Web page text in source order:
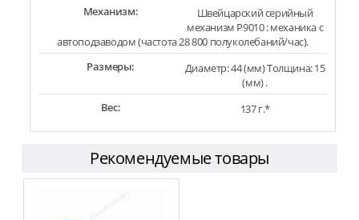
Механизм:
Швейцарский серийный
механизм P9010 : механика с
автоподзаводом (частота 28 800 полуколебаний/час).
Размеры:
Диаметр: 44 (мм) Толщина: 15
(мм) .
Вес:
137 г.*
Рекомендуемые товары